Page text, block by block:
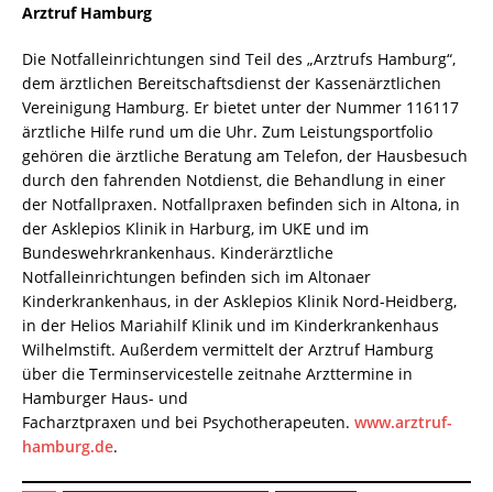
Arztruf Hamburg
Die Notfalleinrichtungen sind Teil des „Arztrufs Hamburg“,
dem ärztlichen Bereitschaftsdienst der Kassenärztlichen
Vereinigung Hamburg. Er bietet unter der Nummer 116117
ärztliche Hilfe rund um die Uhr. Zum Leistungsportfolio
gehören die ärztliche Beratung am Telefon, der Hausbesuch
durch den fahrenden Notdienst, die Behandlung in einer
der Notfallpraxen. Notfallpraxen befinden sich in Altona, in
der Asklepios Klinik in Harburg, im UKE und im
Bundeswehrkrankenhaus. Kinderärztliche
Notfalleinrichtungen befinden sich im Altonaer
Kinderkrankenhaus, in der Asklepios Klinik Nord-Heidberg,
in der Helios Mariahilf Klinik und im Kinderkrankenhaus
Wilhelmstift. Außerdem vermittelt der Arztruf Hamburg
über die Terminservicestelle zeitnahe Arzttermine in
Hamburger Haus- und
Facharztpraxen und bei Psychotherapeuten. www.arztruf-
hamburg.de.